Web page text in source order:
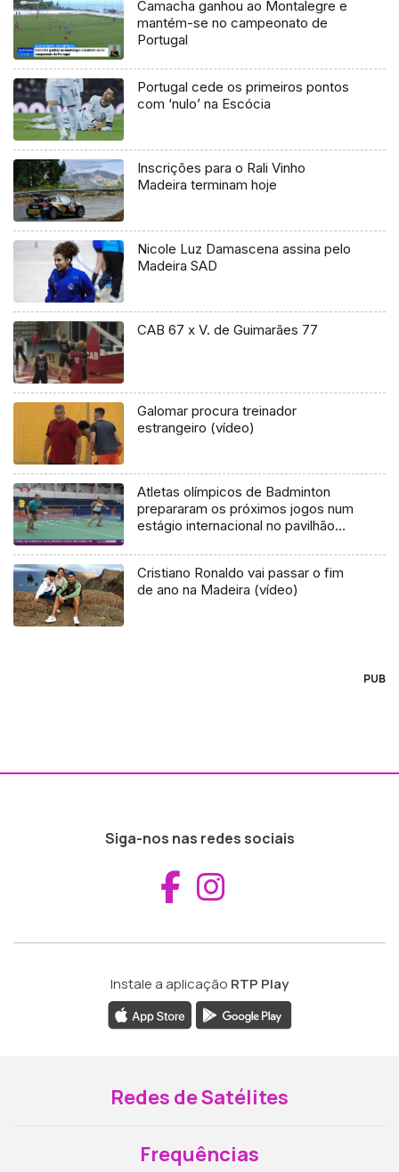
Camacha ganhou ao Montalegre e
mantém-se no campeonato de
Portugal
Portugal cede os primeiros pontos
com ‘nulo’ na Escócia
Inscrições para o Rali Vinho
Madeira terminam hoje
Nicole Luz Damascena assina pelo
Madeira SAD
CAB 67 x V. de Guimarães 77
Galomar procura treinador
estrangeiro (vídeo)
Atletas olímpicos de Badminton
prepararam os próximos jogos num
estágio internacional no pavilhão
Cristiano Ronaldo vai passar o fim
de ano na Madeira (vídeo)
PUB
Siga-nos nas redes sociais
Aceder ao
Instale a aplicação RTP Play
Redes de Satélites
Frequências